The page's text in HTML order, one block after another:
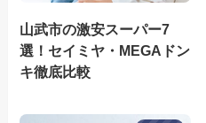
山武市の激安スーパー7
選！セイミヤ・MEGAドン
キ徹底比較